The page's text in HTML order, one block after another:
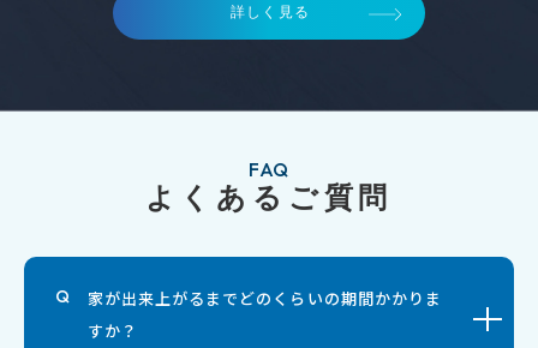
詳しく見る
FAQ
よくあるご質問
家が出来上がるまでどのくらいの期間かかりま
すか？